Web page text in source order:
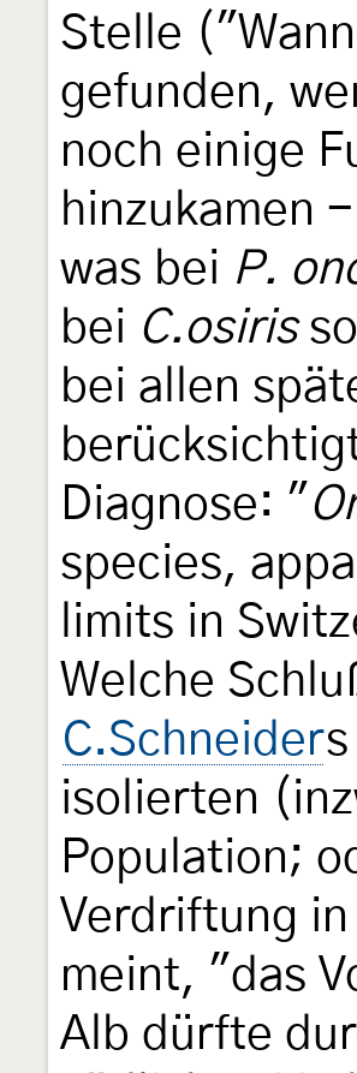
Stelle
gefunden,
noch einige
hinzukamen
was bei P.
bei C.osiris
bei allen
Diagnose: "
species,
limits in
Welche
C.Schneider
isolierten
Population;
Verdriftung
meint, "das
Alb dürfte